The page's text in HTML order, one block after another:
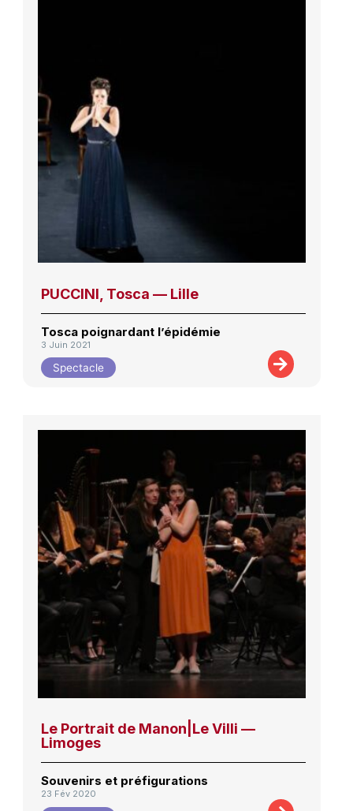
PUCCINI, Tosca — Lille
Tosca poignardant l’épidémie
3 Juin 2021
Spectacle
Le Portrait de Manon|Le Villi —
Limoges
Souvenirs et préfigurations
23 Fév 2020